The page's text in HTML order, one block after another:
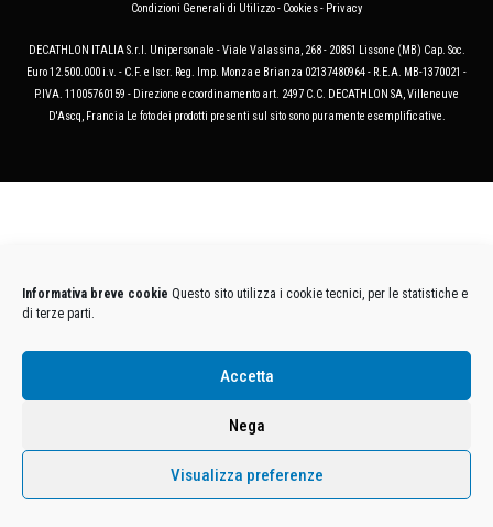
Informativa breve cookie Questo sito utilizza i cookie tecnici, per le statistiche e
di terze parti.
Accetta
Nega
Visualizza preferenze
Condizioni Generali di Utilizzo- Cookies- Privacy
DECATHLON ITALIA S.r.l. Unipersonale - Viale Valassina, 268 - 20851 Lissone (MB) Cap. Soc.
Euro 12.500.000 i.v. - C.F. e Iscr. Reg. Imp. Monza e Brianza 02137480964 - R.E.A. MB-1370021 -
P.IVA. 11005760159 - Direzione e coordinamento art. 2497 C.C. DECATHLON SA, Villeneuve
D'Ascq, Francia Le foto dei prodotti presenti sul sito sono puramente esemplificative.